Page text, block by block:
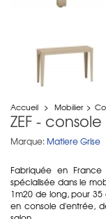
Accueil > Mobilier >
ZEF -
Marque: Matiere Grise
Fabriquée en
spécialisée dans le
1m20 de long, pour
en console d'entrée,